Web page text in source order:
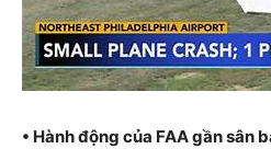
• Hành động của FAA gần sân